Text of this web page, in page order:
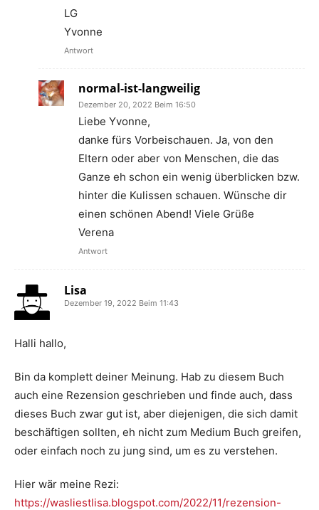
LG
Yvonne
Antwort
normal-ist-langweilig
Dezember 20, 2022 Beim 16:50
Liebe Yvonne,
danke fürs Vorbeischauen. Ja, von den
Eltern oder aber von Menschen, die das
Ganze eh schon ein wenig überblicken bzw.
hinter die Kulissen schauen. Wünsche dir
einen schönen Abend! Viele Grüße
Verena
Antwort
Lisa
Dezember 19, 2022 Beim 11:43
Halli hallo,
Bin da komplett deiner Meinung. Hab zu diesem Buch
auch eine Rezension geschrieben und finde auch, dass
dieses Buch zwar gut ist, aber diejenigen, die sich damit
beschäftigen sollten, eh nicht zum Medium Buch greifen,
oder einfach noch zu jung sind, um es zu verstehen.
Hier wär meine Rezi:
https://wasliestlisa.blogspot.com/2022/11/rezension-